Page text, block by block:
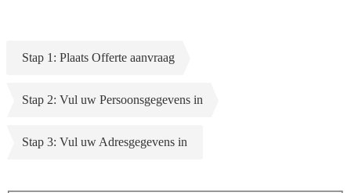
Stap 1: Plaats Offerte aanvraag
Stap 2: Vul uw Persoonsgegevens in
Stap 3: Vul uw Adresgegevens in